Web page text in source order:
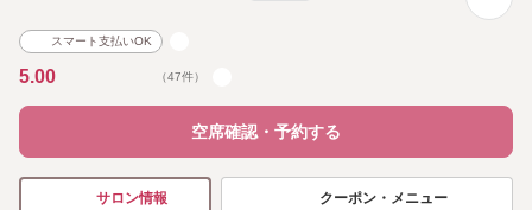
スマート支払いOK
5.00 （47件）
空席確認・予約する
サロン情報 クーポン・メニュー